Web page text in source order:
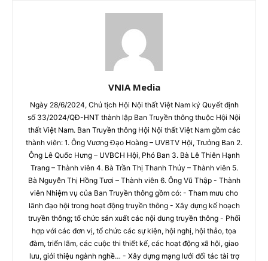
VNIA Media
Ngày 28/6/2024, Chủ tịch Hội Nội thất Việt Nam ký Quyết định
số 33/2024/QĐ-HNT thành lập Ban Truyền thông thuộc Hội Nội
thất Việt Nam. Ban Truyền thông Hội Nội thất Việt Nam gồm các
thành viên: 1. Ông Vương Đạo Hoàng – UVBTV Hội, Trưởng Ban 2.
Ông Lê Quốc Hưng – UVBCH Hội, Phó Ban 3. Bà Lê Thiên Hạnh
Trang – Thành viên 4. Bà Trần Thị Thanh Thủy – Thành viên 5.
Bà Nguyễn Thị Hồng Tươi – Thành viên 6. Ông Vũ Thập - Thành
viên Nhiệm vụ của Ban Truyền thông gồm có: - Tham mưu cho
lãnh đạo hội trong hoạt động truyền thông - Xây dựng kế hoạch
truyền thông; tổ chức sản xuất các nội dung truyền thông - Phối
hợp với các đơn vị, tổ chức các sự kiện, hội nghị, hội thảo, tọa
đàm, triển lãm, các cuộc thi thiết kế, các hoạt động xã hội, giao
lưu, giới thiệu ngành nghề… - Xây dựng mạng lưới đối tác tài trợ